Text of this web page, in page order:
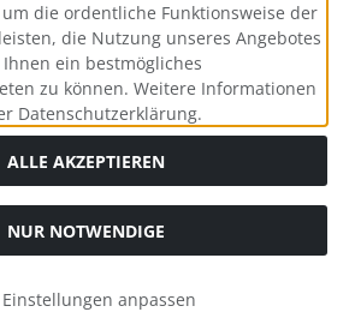
die ordentliche Funktionsweise der
die Nutzung unseres Angebotes
ein bestmögliches
zu können. Weitere Informationen
Datenschutzerklärung.
ALLE AKZEPTIEREN
NUR NOTWENDIGE
anpassen